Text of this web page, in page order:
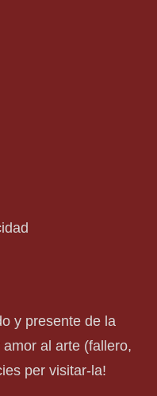
y presente de la
al arte (fallero,
per visitar-la!